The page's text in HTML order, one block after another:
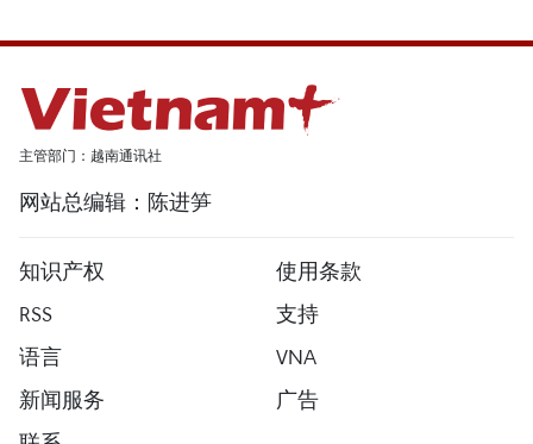
主管部门：越南通讯社
网站总编辑：陈进笋
知识产权
使用条款
RSS
支持
语言
VNA
新闻服务
广告